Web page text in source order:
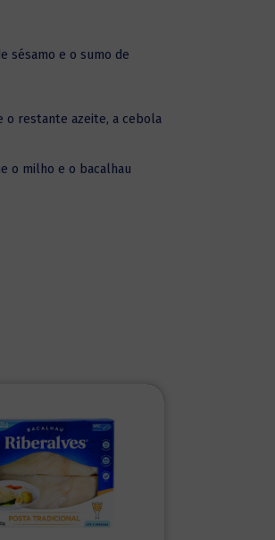
sésamo e o sumo de
o restante azeite, a cebola
o milho e o bacalhau